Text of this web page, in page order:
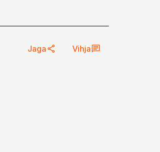
Jaga Vihja